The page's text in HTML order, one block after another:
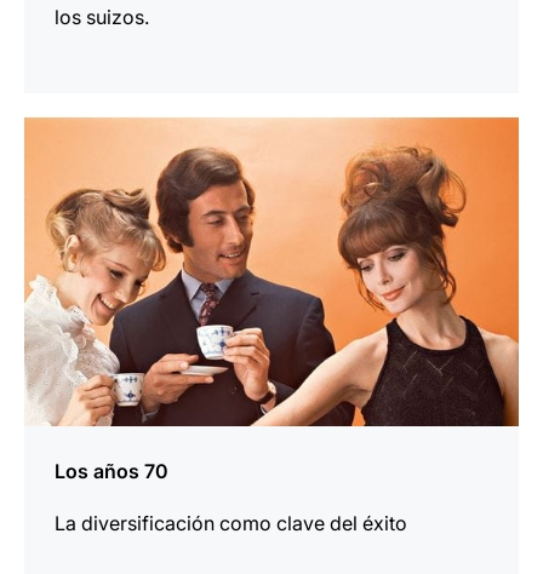
los suizos.
Los años 70
La diversificación como clave del éxito